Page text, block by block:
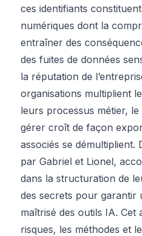
ces identifiants
numériques dont la
entraîner des
des fuites de données
la réputation de
organisations multiplient
leurs processus métier,
gérer croît de façon
associés se démultiplient.
par Gabriel et Lionel,
dans la structuration de
des secrets pour garantir
maîtrisé des outils IA. Cet
risques, les méthodes et